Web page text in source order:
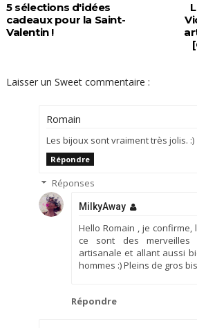
5 sélections d'idées
cadeaux pour la Saint-
Valentin !
Laisser un Sweet commentaire :
Romain
Les bijoux sont vraiment très jolis. :)
Répondre
Réponses
MilkyAway
Hello Romain , je confirme,
ce sont des merveilles
artisanale et allant aussi
hommes :) Pleins de gros
Répondre